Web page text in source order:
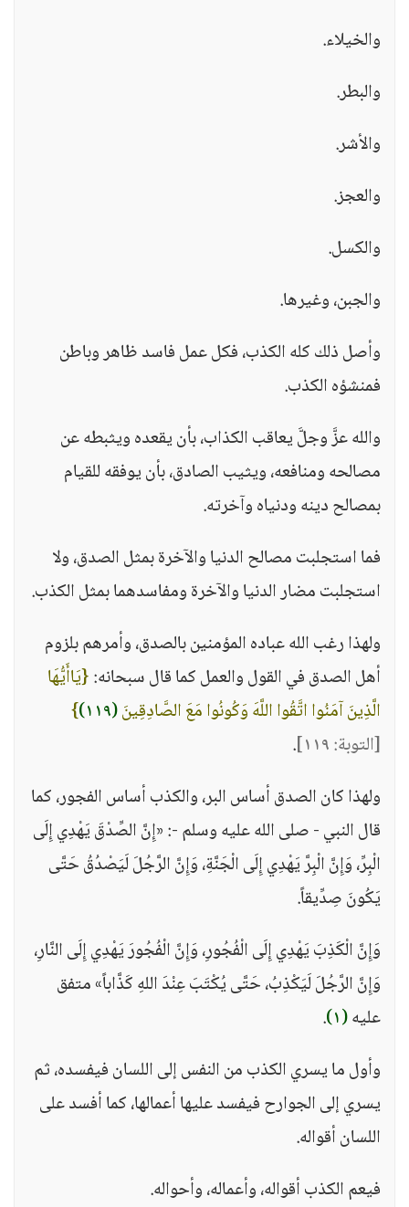
والخيلاء.
والبطر.
والأشر.
والعجز.
والكسل.
والجبن، وغيرها.
وأصل ذلك كله الكذب، فكل عمل فاسد ظاهر وباطن
فمنشؤه الكذب.
والله عزَّ وجلَّ يعاقب الكذاب، بأن يقعده ويثبطه عن
مصالحه ومنافعه، ويثيب الصادق، بأن يوفقه للقيام
بمصالح دينه ودنياه وآخرته.
فما استجلبت مصالح الدنيا والآخرة بمثل الصدق، ولا
استجلبت مضار الدنيا والآخرة ومفاسدهما بمثل الكذب.
ولهذا رغب الله عباده المؤمنين بالصدق، وأمرهم بلزوم
أهل الصدق في القول والعمل كما قال سبحانه:{يَاأَيُّهَا
الَّذِينَ آمَنُوا اتَّقُوا اللَّهَ وَكُونُوا مَعَ الصَّادِقِينَ(١١٩)
}
[التوبة: ١١٩]
.
ولهذا كان الصدق أساس البر، والكذب أساس الفجور، كما
قال النبي - صلى الله عليه وسلم -: «إِنَّ الصِّدْقَ يَهْدِي إِلَى
الْبِرِّ، وَإِنَّ الْبِرَّ يَهْدِي إِلَى الْجَنَّةِ، وَإِنَّ الرَّجُلَ لَيَصْدُقُ حَتَّى
يَكُونَ صِدِّيقاً.
وَإِنَّ الْكَذِبَ يَهْدِي إِلَى الْفُجُورِ، وَإِنَّ الْفُجُورَ يَهْدِي إِلَى النَّارِ،
وَإِنَّ الرَّجُلَ لَيَكْذِبُ، حَتَّى يُكْتَبَ عِنْدَ اللهِ كَذَّاباً» متفق
عليه(١) .
وأول ما يسري الكذب من النفس إلى اللسان فيفسده، ثم
يسري إلى الجوارح فيفسد عليها أعمالها، كما أفسد على
اللسان أقواله.
فيعم الكذب أقواله، وأعماله، وأحواله.